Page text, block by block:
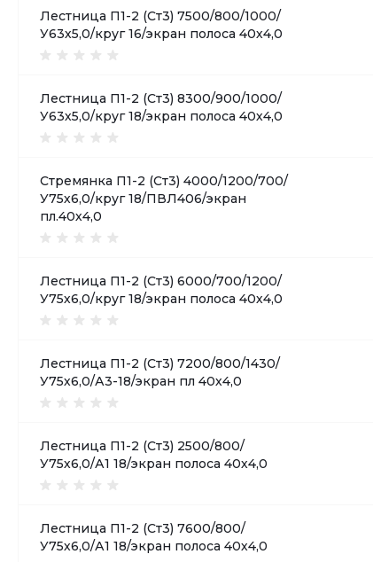
Лестница П1-2 (Ст3) 7500/800/1000/
У63х5,0/круг 16/экран полоса 40х4,0
Лестница П1-2 (Ст3) 8300/900/1000/
У63х5,0/круг 18/экран полоса 40х4,0
Стремянка П1-2 (Ст3) 4000/1200/700/
У75х6,0/круг 18/ПВЛ406/экран
пл.40х4,0
Лестница П1-2 (Ст3) 6000/700/1200/
У75х6,0/круг 18/экран полоса 40х4,0
Лестница П1-2 (Ст3) 7200/800/1430/
У75х6,0/А3-18/экран пл 40х4,0
Лестница П1-2 (Ст3) 2500/800/
У75х6,0/А1 18/экран полоса 40х4,0
Лестница П1-2 (Ст3) 7600/800/
У75х6,0/А1 18/экран полоса 40х4,0